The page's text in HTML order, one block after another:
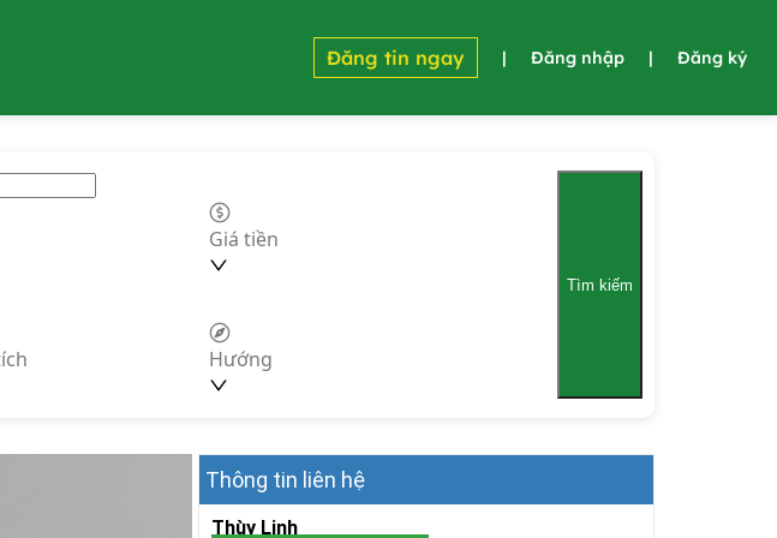
Đăng tin ngay | Đăng nhập | Đăng ký
Giá tiền
Hướng
Tìm kiếm
Thông tin liên hệ
Thùy Linh